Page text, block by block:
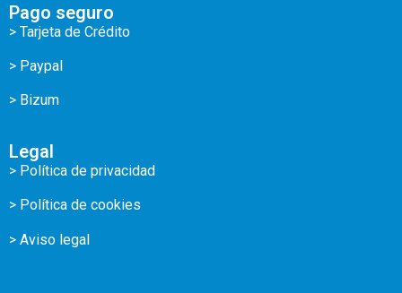
Pago seguro
> Tarjeta de Crédito
> Paypal
> Bizum
Legal
> Política de privacidad
> Política de cookies
> Aviso legal